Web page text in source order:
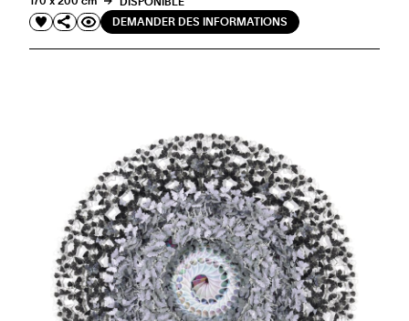
DEMANDER DES INFORMATIONS